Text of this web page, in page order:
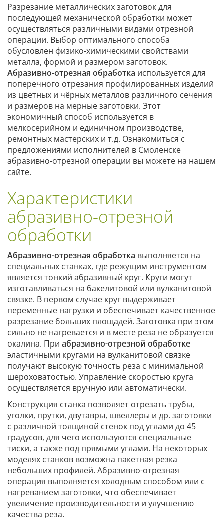
Разрезание металлических заготовок для
последующей механической обработки может
осуществляться различными видами отрезной
операции. Выбор оптимального способа
обусловлен физико-химическими свойствами
металла, формой и размером заготовок.
Абразивно-отрезная обработка используется для
поперечного отрезания профилированных изделий
из цветных и чёрных металлов различного сечения
и размеров на мерные заготовки. Этот
экономичный способ используется в
мелкосерийном и единичном производстве,
ремонтных мастерских и т.д. Ознакомиться с
предложениями исполнителей в Смоленске
абразивно-отрезной операции вы можете на нашем
сайте.
Характеристики
абразивно-отрезной
обработки
Абразивно-отрезная обработка выполняется на
специальных станках, где режущим инструментом
является тонкий абразивный круг. Круги могут
изготавливаться на бакелитовой или вулканитовой
связке. В первом случае круг выдерживает
переменные нагрузки и обеспечивает качественное
разрезание больших площадей. Заготовка при этом
сильно не нагревается и в месте реза не образуется
окалина. При абразивно-отрезной обработке
эластичными кругами на вулканитовой связке
получают высокую точность реза с минимальной
шероховатостью. Управление скоростью круга
осуществляется вручную или автоматически.
Конструкция станка позволяет отрезать трубы,
уголки, прутки, двутавры, швеллеры и др. заготовки
с различной толщиной стенок под углами до 45
градусов, для чего используются специальные
тиски, а также под прямыми углами. На некоторых
моделях станков возможна пакетная резка
небольших профилей. Абразивно-отрезная
операция выполняется холодным способом или с
нагреванием заготовки, что обеспечивает
увеличение производительности и улучшению
качества реза.